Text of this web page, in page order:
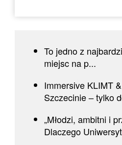
To jedno z
miejsc na p...
Immersive KLIMT
Szczecinie – tylko
„Młodzi, ambitni i
Dlaczego